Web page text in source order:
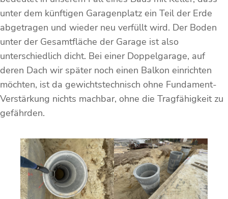
unter dem künftigen Garagenplatz ein Teil der Erde
abgetragen und wieder neu verfüllt wird. Der Boden
unter der Gesamtfläche der Garage ist also
unterschiedlich dicht. Bei einer Doppelgarage, auf
deren Dach wir später noch einen Balkon einrichten
möchten, ist da gewichtstechnisch ohne Fundament-
Verstärkung nichts machbar, ohne die Tragfähigkeit zu
gefährden.